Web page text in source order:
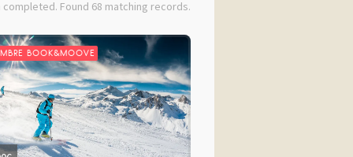
completed. Found 68 matching records.
BOOK&MOOVE